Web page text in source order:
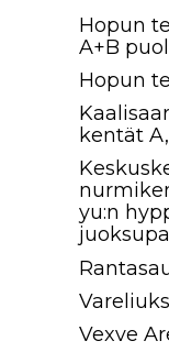
Hopun
A+B
Hopun
kentät
yu:n
Vexve